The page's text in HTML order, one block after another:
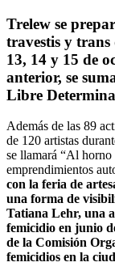
Trelew se
travestis y
13, 14 y 15 de
anterior, se
Libre
Además de las 89
de 120 artistas
se llamará “Al horno
emprendimientos
con la feria de
una forma de
Tatiana Lehr, una
femicidio en junio
de la Comisión
femicidios en la